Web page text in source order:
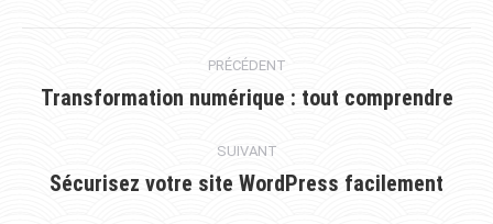
PRÉCÉDENT
Transformation numérique : tout comprendre
SUIVANT
Sécurisez votre site WordPress facilement